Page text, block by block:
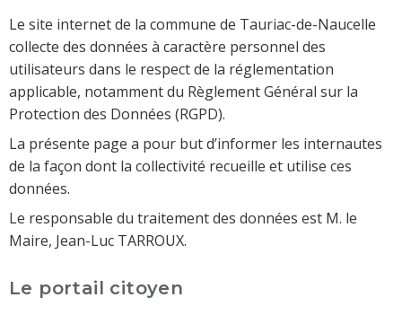
Le site internet de la commune de Tauriac-de-Naucelle
collecte des données à caractère personnel des
utilisateurs dans le respect de la réglementation
applicable, notamment du Règlement Général sur la
Protection des Données (RGPD).
La présente page a pour but d’informer les internautes
de la façon dont la collectivité recueille et utilise ces
données.
Le responsable du traitement des données est M. le
Maire, Jean-Luc TARROUX.
Le portail citoyen